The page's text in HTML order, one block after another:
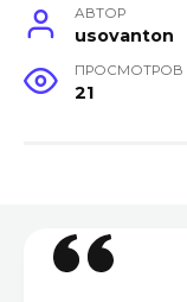
АВТОР
usovanton
ПРОСМОТРОВ
21